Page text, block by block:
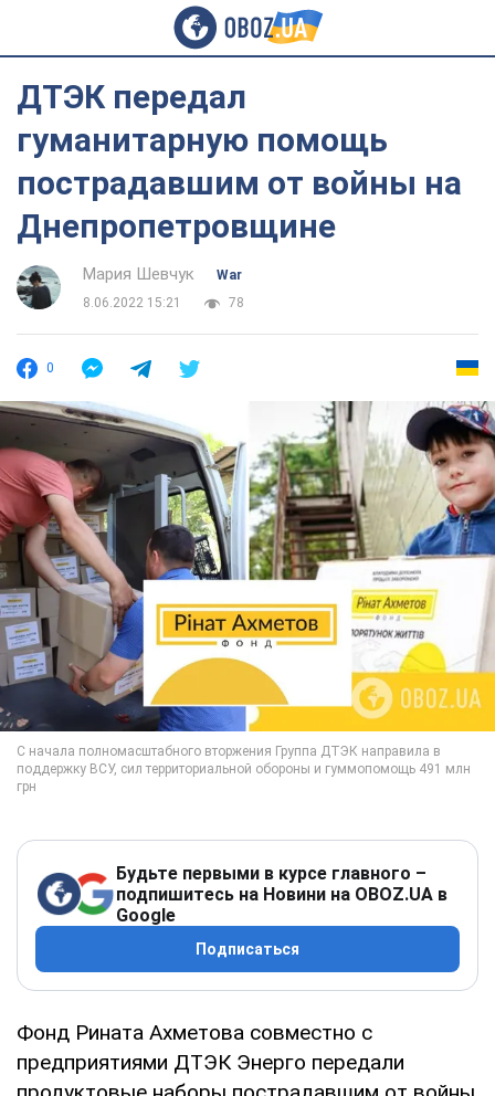
ДТЭК передал
гуманитарную помощь
пострадавшим от войны на
Днепропетровщине
Мария Шевчук
War
8.06.2022 15:21
78
0
Будьте первыми в курсе главного –
подпишитесь на Новини на OBOZ.UA в
Google
Подписаться
Фонд Рината Ахметова совместно с
предприятиями ДТЭК Энерго передали